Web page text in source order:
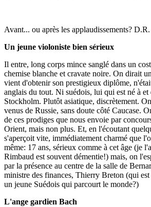
Avant... ou après les applaudissements? D.R.
Un jeune violoniste bien sérieux
Il entre, long corps mince sanglé dans un
chemise blanche et cravate noire. On dirait
vient d'obtenir son prestigieux diplôme,
anglais du tout. Ni suédois, lui qui est né à et
Stockholm. Plutôt asiatique, discrètement.
venus de Russie, sans doute côté Caucase.
de ces prodiges que nous envoie par
Orient, mais non plus. Et, en l'écoutant
s'aperçoit vite, immédiatement charmé que
même: 17 ans, sérieux comme à cet âge (je
Rimbaud est souvent démentie!) mais, on
par la présence au centre de la salle de
ministre des finances, Thierry Breton (qui
un jeune Suédois qui parcourt le monde?)
L'ange gardien Bach